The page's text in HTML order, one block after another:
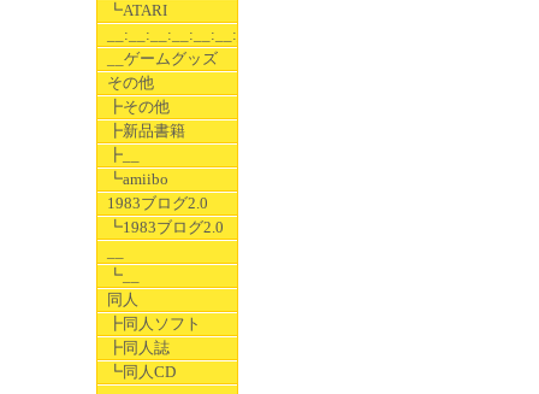
┗ATARI
__:__:__:__:__:__:__
__ゲームグッズ
その他
┣その他
┣新品書籍
┣__
┗amiibo
1983ブログ2.0
┗1983ブログ2.0
┗__
同人
┣同人ソフト
┣同人誌
┗同人CD